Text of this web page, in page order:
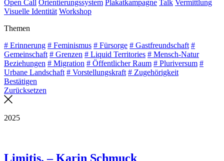
Open Call Orientierungssystem Plakatkampagne Talk Vermittlung
Visuelle Identität Workshop
Themen
# Erinnerung # Feminismus # Fürsorge # Gastfreundschaft #
Gemeinschaft # Grenzen # Liquid Territories # Mensch-Natur
Beziehungen # Migration # Öffentlicher Raum # Pluriversum #
Urbane Landschaft # Vorstellungskraft # Zugehörigkeit
Bestätigen
Zurücksetzen
2025
Limitis. – Karin Schmuck